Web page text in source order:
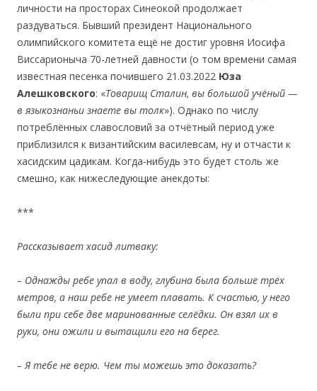
личности на просторах Cинеокой продолжает
раздуваться. Бывший президент Национального
олимпийского комитета ещё не достиг уровня Иосифа
Виссарионыча 70-летней давности (о том времени самая
известная песенка почившего 21.03.2022 Юза
Алешковского: «Товарищ Сталин, вы большой учёный —
в языкознаньи знаете вы толк»). Oднако по числу
потреблённых славословий за отчётный период уже
приблизился к византийским ваcилевcам, ну и отчасти к
хасидским цадикам. Когда-нибудь это будет столь же
смешно, как нижеследующие анекдоты:
***
Рассказывает хасид литваку:
– Однажды ребе упал в воду, глубина была больше трёх
метров, а наш ребе не умеет плавать. Ксчастью, у него
были при себе две маринованные селёдки. Он взял их в
руки, они ожили и вытащили его на берег.
– Я тебе не верю. Чем ты можешь это доказать?